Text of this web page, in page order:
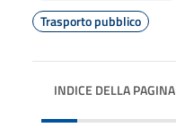
Trasporto pubblico
INDICE DELLA PAGINA